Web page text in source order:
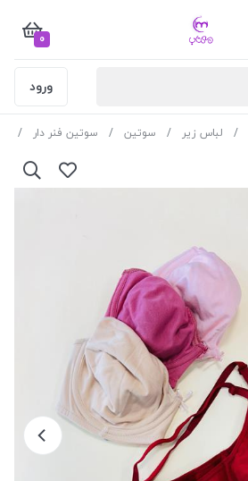
0
ورود
لباس زیر سوتین سوتین فنر دار